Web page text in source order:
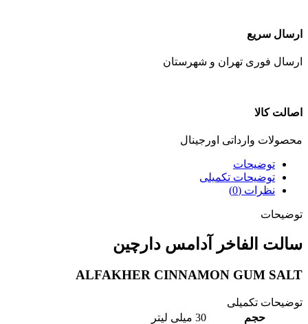
ارسال سریع
ارسال فوری تهران و شهرستان
اصالت کالا
محصولات وارداتی اورجینال
توضیحات
توضیحات تکمیلی
نظرات (0)
توضیحات
سالت الفاخر آدامس دارچین
ALFAKHER CINNAMON GUM SALT
توضیحات تکمیلی
حجم
30 میلی لیتر